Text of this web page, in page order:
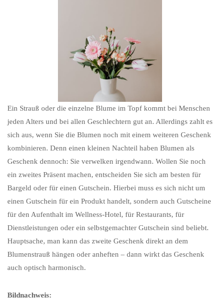
Ein Strauß oder die einzelne Blume im Topf kommt bei Menschen
jeden Alters und bei allen Geschlechtern gut an. Allerdings zahlt es
sich aus, wenn Sie die Blumen noch mit einem weiteren Geschenk
kombinieren. Denn einen kleinen Nachteil haben Blumen als
Geschenk dennoch: Sie verwelken irgendwann. Wollen Sie noch
ein zweites Präsent machen, entscheiden Sie sich am besten für
Bargeld oder für einen Gutschein. Hierbei muss es sich nicht um
einen Gutschein für ein Produkt handelt, sondern auch Gutscheine
für den Aufenthalt im Wellness-Hotel, für Restaurants, für
Dienstleistungen oder ein selbstgemachter Gutschein sind beliebt.
Hauptsache, man kann das zweite Geschenk direkt an dem
Blumenstrauß hängen oder anheften – dann wirkt das Geschenk
auch optisch harmonisch.
Bildnachweis: